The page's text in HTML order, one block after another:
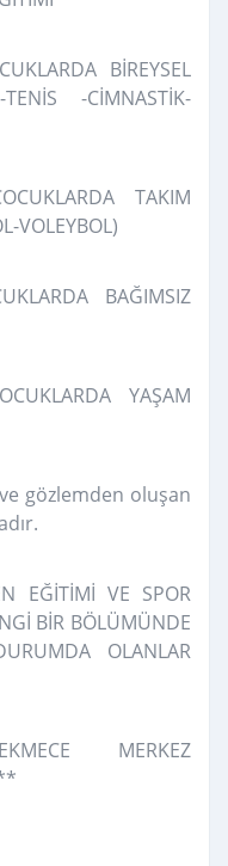
BİREYSEL
-CİMNASTİK-
TAKIM
VOLEYBOL)
BAĞIMSIZ
YAŞAM
gözlemden oluşan
EĞİTİMİ VE SPOR
BİR BÖLÜMÜNDE
OLANLAR
MERKEZ